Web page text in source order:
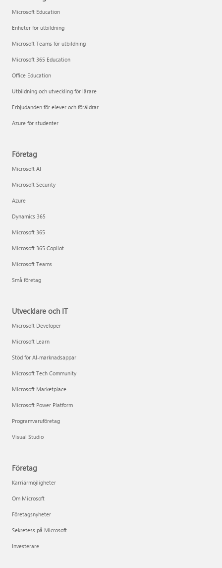
Microsoft Education
Enheter för utbildning
Microsoft Teams för utbildning
Microsoft 365 Education
Office Education
Utbildning och utveckling för lärare
Erbjudanden för elever och föräldrar
Azure för studenter
Företag
Microsoft AI
Microsoft Security
Azure
Dynamics 365
Microsoft 365
Microsoft 365 Copilot
Microsoft Teams
Små företag
Utvecklare och IT
Microsoft Developer
Microsoft Learn
Stöd för AI-marknadsappar
Microsoft Tech Community
Microsoft Marketplace
Microsoft Power Platform
Programvaruföretag
Visual Studio
Företag
Karriärmöjligheter
Om Microsoft
Företagsnyheter
Sekretess på Microsoft
Investerare